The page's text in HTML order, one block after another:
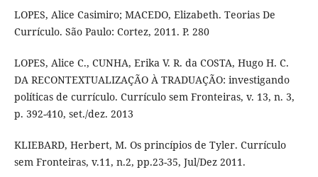
LOPES, Alice Casimiro; MACEDO, Elizabeth. Teorias De
Currículo. São Paulo: Cortez, 2011. P. 280
LOPES, Alice C., CUNHA, Erika V. R. da COSTA, Hugo H. C.
DA RECONTEXTUALIZAÇÃO À TRADUAÇÃO: investigando
políticas de currículo. Currículo sem Fronteiras, v. 13, n. 3,
p. 392-410, set./dez. 2013
KLIEBARD, Herbert, M. Os princípios de Tyler. Currículo
sem Fronteiras, v.11, n.2, pp.23-35, Jul/Dez 2011.